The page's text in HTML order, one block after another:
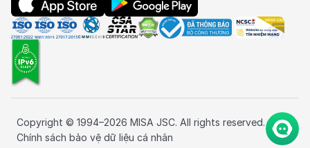
Copyright © 1994–2026 MISA JSC. All rights reserved.
Chính sách bảo vệ dữ liệu cá nhân